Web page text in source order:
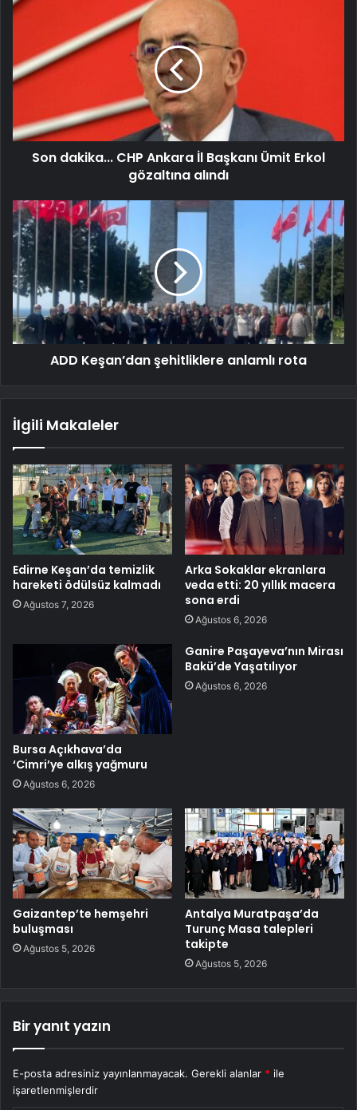
Son dakika... CHP Ankara İl Başkanı Ümit Erkol
gözaltına alındı
ADD Keşan’dan şehitliklere anlamlı rota
İlgili Makaleler
Edirne Keşan’da temizlik
hareketi ödülsüz kalmadı
Ağustos 7, 2026
Arka Sokaklar ekranlara
veda etti: 20 yıllık macera
sona erdi
Ağustos 6, 2026
Bursa Açıkhava’da
‘Cimri’ye alkış yağmuru
Ağustos 6, 2026
Ganire Paşayeva’nın Mirası
Bakü’de Yaşatılıyor
Ağustos 6, 2026
Gaizantep’te hemşehri
buluşması
Ağustos 5, 2026
Antalya Muratpaşa’da
Turunç Masa talepleri
takipte
Ağustos 5, 2026
Bir yanıt yazın
E-posta adresiniz yayınlanmayacak. Gerekli alanlar * ile
işaretlenmişlerdir